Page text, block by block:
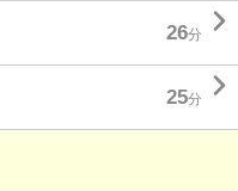
26分 
25分 